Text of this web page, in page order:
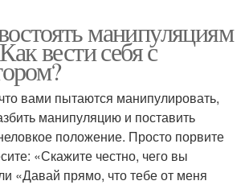
манипуляциям
вести себя с
вами пытаются манипулировать,
манипуляцию и поставить
положение. Просто порвите
«Скажите честно, чего вы
«Давай прямо, что тебе от меня